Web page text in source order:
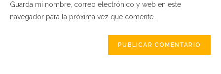
Guarda mi nombre, correo electrónico y web en este
navegador para la próxima vez que comente.